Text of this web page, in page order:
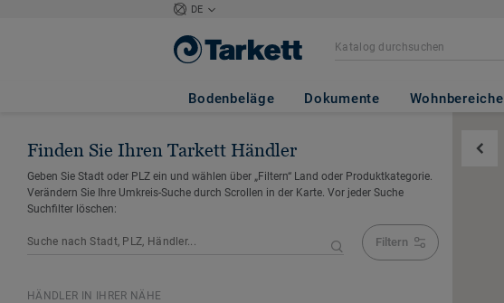
DE
Bodenbeläge Dokumente Wohnbereiche
Finden Sie Ihren Tarkett Händler
Geben Sie Stadt oder PLZ ein und wählen über „Filtern“ Land oder Produktkategorie.
Verändern Sie Ihre Umkreis-Suche durch Scrollen in der Karte. Vor jeder Suche
Suchfilter löschen:
Filtern
HÄNDLER IN IHRER NÄHE